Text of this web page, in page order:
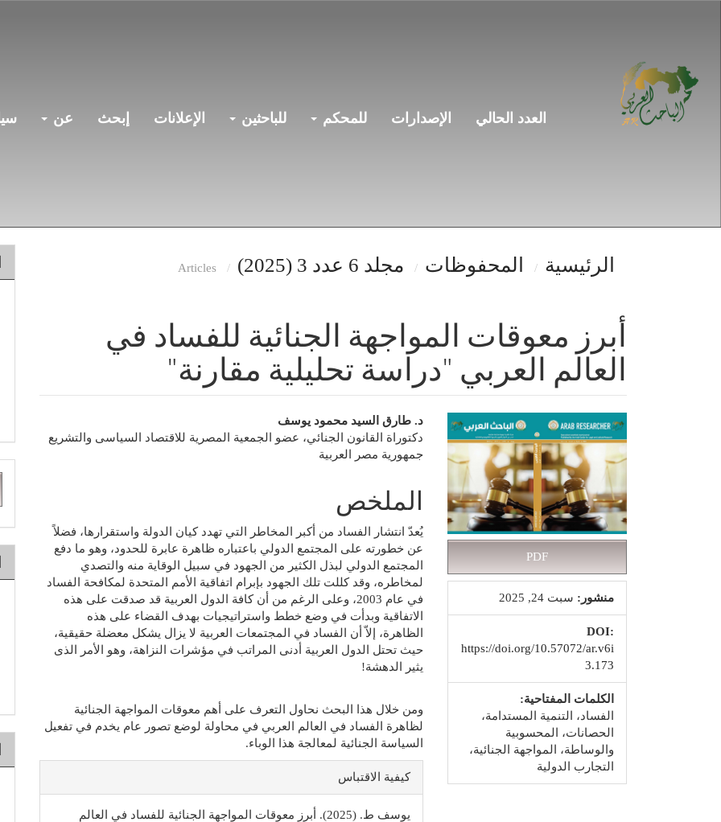
الشريط
الجانبي
العدد الحالي الإصدارات للمحكم للباحثين الإعلانات إبحث عن
الرئيسية المحفوظات مجلد 6 عدد 3 (2025)
أبرز معوقات المواجهة الجنائية للفساد في
العالم العربي "دراسة تحليلية مقارنة"
الشريط
الجانبي
للمقالة
PDF
منشور: سبت 24, 2025
DOI:
https://doi.org/10.57072/ar.v6i
3.173
الكلمات المفتاحية:
الفساد، التنمية المستدامة،
الحصانات، المحسوبية
والوساطة، المواجهة الجنائية،
التجارب الدولية
محتوى
المقالة
الرئيسي
د. طارق السيد محمود يوسف
دكتوراة القانون الجنائي، عضو الجمعية المصرية للاقتصاد السياسى والتشريع
جمهورية مصر العربية
الملخص
يُعدّ انتشار الفساد من أكبر المخاطر التي تهدد كيان الدولة واستقرارها، فضلاً
عن خطورته على المجتمع الدولي باعتباره ظاهرة عابرة للحدود، وهو ما دفع
المجتمع الدولي لبذل الكثير من الجهود في سبيل الوقاية منه والتصدي
لمخاطره، وقد كللت تلك الجهود بإبرام اتفاقية الأمم المتحدة لمكافحة الفساد
في عام 2003، وعلى الرغم من أن كافة الدول العربية قد صدقت على هذه
الاتفاقية وبدأت في وضع خطط واستراتيجيات بهدف القضاء على هذه
الظاهرة، إلاّ أن الفساد في المجتمعات العربية لا يزال يشكل معضلة حقيقية،
حيث تحتل الدول العربية أدنى المراتب في مؤشرات النزاهة، وهو الأمر الذى
يثير الدهشة!
ومن خلال هذا البحث نحاول التعرف على أهم معوقات المواجهة الجنائية
لظاهرة الفساد في العالم العربي في محاولة لوضع تصور عام يخدم في تفعيل
السياسة الجنائية لمعالجة هذا الوباء.
تفاصيل
المقالة
كيفية الاقتباس
يوسف ط. (2025). أبرز معوقات المواجهة الجنائية للفساد في العالم